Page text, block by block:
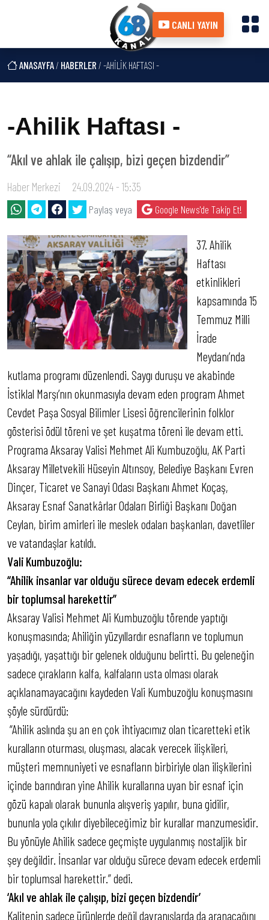
CANLI YAYIN
ANASAYFA/ HABERLER / -AHILIK HAFTASI -
-Ahilik Haftası -
“Akıl ve ahlak ile çalışıp, bizi geçen bizdendir”
Haber Merkezi 24.09.2024 - 15:35
Paylaş veya Google News'de Takip Et!
37. Ahilik
Haftası
etkinlikleri
kapsamında 15
Temmuz Milli
İrade
Meydanı’nda
kutlama programı düzenlendi. Saygı duruşu ve akabinde
İstiklal Marşı’nın okunmasıyla devam eden program Ahmet
Cevdet Paşa Sosyal Bilimler Lisesi öğrencilerinin folklor
gösterisi ödül töreni ve şet kuşatma töreni ile devam etti.
Programa Aksaray Valisi Mehmet Ali Kumbuzoğlu, AK Parti
Aksaray Milletvekili Hüseyin Altınsoy, Belediye Başkanı Evren
Dinçer, Ticaret ve Sanayi Odası Başkanı Ahmet Koçaş,
Aksaray Esnaf Sanatkârlar Odaları Birliği Başkanı Doğan
Ceylan, birim amirleri ile meslek odaları başkanları, davetliler
ve vatandaşlar katıldı.
Vali Kumbuzoğlu:
“Ahilik insanlar var olduğu sürece devam edecek erdemli
bir toplumsal harekettir”
Aksaray Valisi Mehmet Ali Kumbuzoğlu törende yaptığı
konuşmasında; Ahiliğin yüzyıllardır esnafların ve toplumun
yaşadığı, yaşattığı bir gelenek olduğunu belirtti. Bu geleneğin
sadece çırakların kalfa, kalfaların usta olması olarak
açıklanamayacağını kaydeden Vali Kumbuzoğlu konuşmasını
şöyle sürdürdü:
“Ahilik aslında şu an en çok ihtiyacımız olan ticaretteki etik
kuralların oturması, oluşması, alacak verecek ilişkileri,
müşteri memnuniyeti ve esnafların birbiriyle olan ilişkilerini
içinde barındıran yine Ahilik kurallarına uyan bir esnaf için
gözü kapalı olarak bununla alışveriş yapılır, buna gidilir,
bununla yola çıkılır diyebileceğimiz bir kurallar manzumesidir.
Bu yönüyle Ahilik sadece geçmişte uygulanmış nostaljik bir
şey değildir. İnsanlar var olduğu sürece devam edecek erdemli
bir toplumsal harekettir.” dedi.
‘Akıl ve ahlak ile çalışıp, bizi geçen bizdendir’
Kalitenin sadece ürünlerde değil davranışlarda da aranacağını